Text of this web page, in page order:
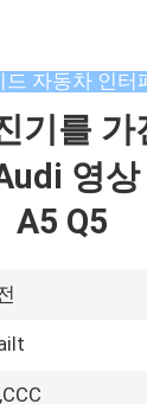
드 자동차 인터
기를 가
영
A5 Q5